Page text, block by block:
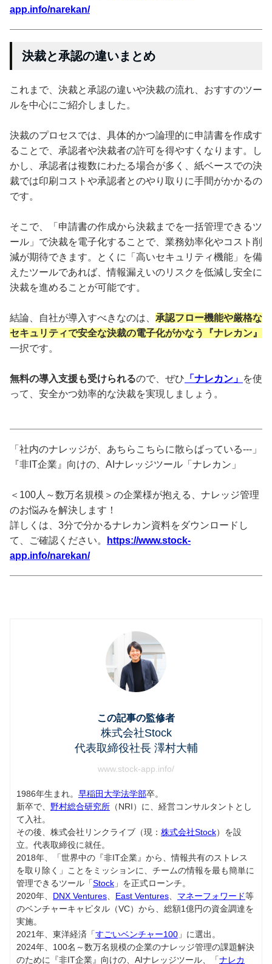
app.info/narekan/
決裁と承認の違いまとめ
これまで、決裁と承認の違いや決裁の流れ、おすすのツー
ルを中心にご紹介しました。
決裁のプロセスでは、具体的かつ論理的に申請書を作成す
ることで、承認者や決裁者の許可を得やすくなります。し
かし、承認者は複数にわたる場合が多く、紙ベースでの決
裁では印刷コストや承認者とのやり取りに手間がかかるの
です。
そこで、「申請書の作成から決裁までを一括管理できるツ
ール」で決裁を電子化することで、業務効率化やコスト削
減が期待できます。とくに「高いセキュリティ機能」を備
えたツールであれば、情報漏えいのリスクを低減し安全に
決裁を進めることが可能です。
結論、自社が導入すべきなのは、 承認フロー機能や厳格な
セキュリティで安全な決裁の電子化がかなう『ナレカン』
一択です。
無料の導入支援も受けられるので、ぜひ 「ナレカン」 を使
って、安全かつ効率的な決裁を実現しましょう。
「社内のナレッジが、あちらこちらに散らばっている---」
『非IT企業』向けの、AIナレッジツール「ナレカン」
＜100人～数万名規模＞の企業様が抱える、ナレッジ管理
のお悩みを解決します！
詳しくは、3分で分かるナレカン資料をダウンロードし
て、ご確認ください。
https://www.stock-
app.info/narekan/
この記事の監修者
株式会社Stock
代表取締役社長 澤村大輔
www.stock-app.info/
1986年生まれ。 早稲田大学法学部卒。
新卒で、 野村総合研究所 （NRI）に、経営コンサルタントとし
て入社。
その後、株式会社リンクライブ（現： 株式会社Stock）を設
立。代表取締役に就任。
2018年、「世界中の『非IT企業』から、情報共有のストレス
を取り除く」ことをミッションに、チームの情報を最も簡単に
管理できるツール「Stock 」を正式ローンチ。
2020年、 DNX Ventures East Ventures マネーフォワード等
のベンチャーキャピタル（VC）から、総額1億円の資金調達を
実施。
2021年、東洋経済「すごいベンチャー100 」に選出。
2024年、100名～数万名規模の企業のナレッジ管理の課題解決
のために『非IT企業』向けの、AIナレッジツール、「ナレカ